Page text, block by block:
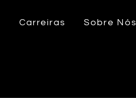
Carreiras Sobre Nós